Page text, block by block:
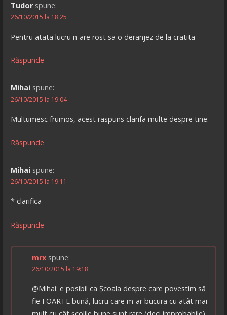
Tudor spune:
26/10/2015 la 18:25
Pentru atata lucru n-are rost sa o deranjez de la cratita
Răspunde
Mihai spune:
26/10/2015 la 19:04
Multumesc frumos, acest raspuns clarifa multe despre tine.
Răspunde
Mihai spune:
26/10/2015 la 19:11
* clarifica
Răspunde
mrx spune:
26/10/2015 la 19:18
@Mihai: e posibil ca Școala despre care povestim să
fie FOARTE bună, lucru care m-ar bucura cu atât mai